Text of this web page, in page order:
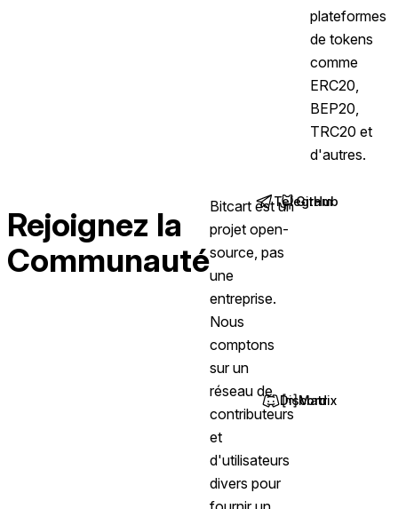
plateformes
de tokens
comme
ERC20,
BEP20,
TRC20 et
d'autres.
Rejoignez la
Communauté
Bitcart est un
projet open-
source, pas
une
entreprise.
Nous
comptons
sur un
réseau de
contributeurs
et
d'utilisateurs
divers pour
Telegram
(opens in new
GitHub
(opens in
Discord
(opens in new
Matrix
(opens in